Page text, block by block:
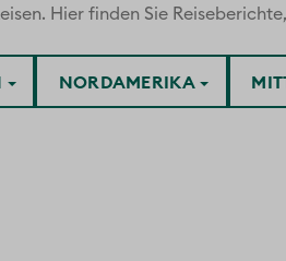
Hier finden Sie
NORDAMERIKA